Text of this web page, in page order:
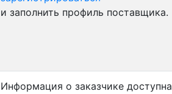
и заполнить профиль поставщика.
Информация о заказчике доступна